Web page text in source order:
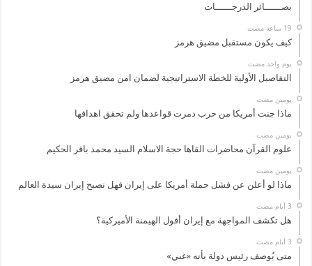
بصــــــائر الدرجــــــات
كيف يكون مستقبل مضيق هرمز
‏يوم واحد مضت
التفاصيل الأولية للخطة الاستراتيجية لضمان امن مضيق هرمز
‏يومين مضت
ماذا جنت أمريكا من حرب دمرت قواعدها ولم تحقق اهدافها
‏يومين مضت
علوم القرآن محاضرات القاها حجة الاسلام السيد محمد باقر الحكيم
‏يومين مضت
ماذا لو أعلن عن فشل حملة أمريكا على إيران فهل تصبح إيران سيدة العالم
هل تكشف المواجهة مع إيران أفول الهيمنة الأميركية؟
متى يُوصف رئيس دولة بأنه «غبي»